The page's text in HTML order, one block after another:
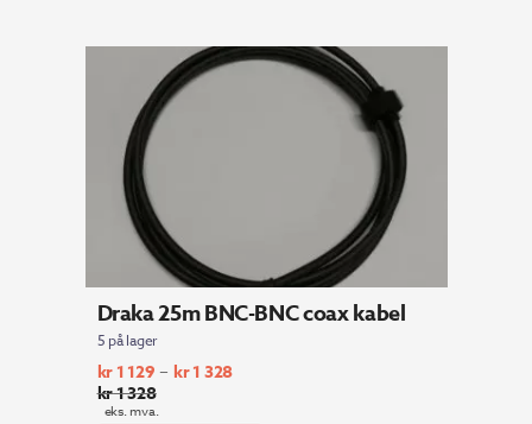
Draka 25m BNC-BNC coax kabel
5 på lager
kr1 328
kr1 129– kr1 328
eks. mva.